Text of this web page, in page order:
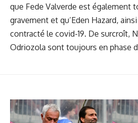
que Fede Valverde est également
gravement et qu’Eden Hazard,
contracté le covid-19. De surcroît,
Odriozola sont toujours en phase